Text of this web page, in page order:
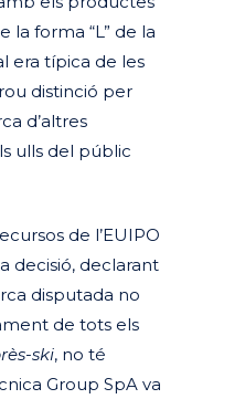
la forma “L” de la
era típica de les
distinció per
d’altres
ulls del públic
de l’EUIPO
decisió, declarant
disputada no
de tots els
ski, no té
Group SpA va